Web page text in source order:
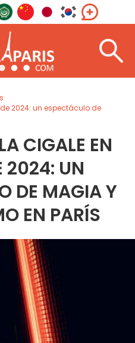
2024: un espectáculo de
CIGALE EN
2024: UN
DE MAGIA Y
EN PARÍS